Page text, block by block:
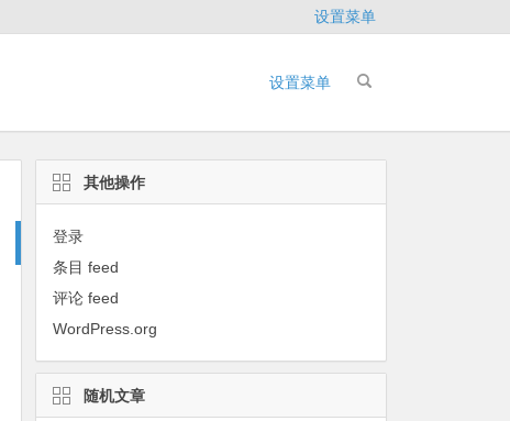
设置菜单
设置菜单
其他操作
登录
条目 feed
评论 feed
WordPress.org
随机文章